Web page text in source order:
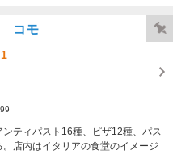
コモ
ティパスト16種、ピザ12種、パス
店内はイタリアの食堂のイメージ